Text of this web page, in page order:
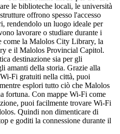
le biblioteche locali, le università
offrono spesso l'accesso
rendendolo un luogo ideale per
lavorare o studiare durante i
come la Malolos City Library, la
e il Malolos Provincial Capitol.
destinazione sia per gli
amanti della storia. Grazie alla
Fi gratuiti nella città, puoi
esplori tutto ciò che Malolos
fortuna. Con mappe Wi-Fi come
puoi facilmente trovare Wi-Fi
Quindi non dimenticare di
e goditi la connessione durante il